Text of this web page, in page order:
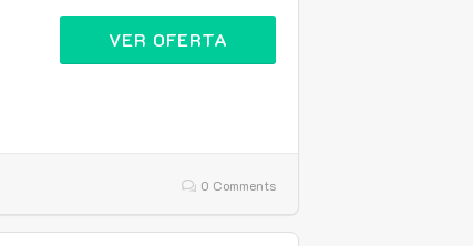
VER OFERTA
0 Comments